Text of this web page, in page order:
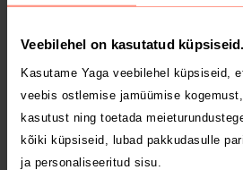
Veebilehel on kasutatud küpsiseid.
Kasutame Yaga veebilehel küpsiseid,
veebis ostlemise jamüümise
kasutust ning toetada
kõiki küpsiseid, lubad pakkudasulle
ja personaliseeritud sisu.